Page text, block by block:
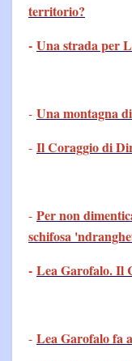
territorio?
- Una strada per
- Una montagna
- Il Coraggio di
- Per non
schifosa
- Lea Garofalo. Il
- Lea Garofalo fa